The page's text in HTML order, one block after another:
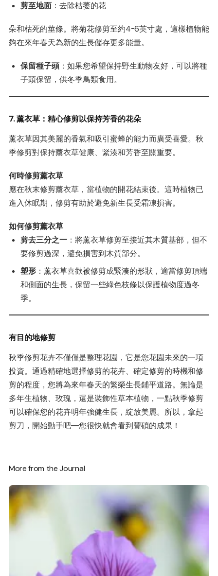
剪至地面：去除枯萎的花
朵和枯死的莖條。將菊花修剪至約4-6英寸處，這樣植物能
夠在來年春天為新的生長儲存更多能量。
保留種子頭：如果您希望保持野生動物友好，可以將種
子頭保留，供冬季鳥類食用。
7. 薰衣草：精心修剪以保持芳香的花朵
薰衣草因其美麗的香氣和吸引蜜蜂的能力而廣受喜愛。秋
季修剪對保持薰衣草健康、緊湊和芳香至關重要。
何時修剪薰衣草
應在秋末修剪薰衣草，當植物的開花結束後。這時植物已
進入休眠期，修剪有助於避免新生長受霜凍損害。
如何修剪薰衣草
剪去三分之一：將薰衣草修剪至接近其木質基部，但不
要修剪過深，避免損害到木質部分。
塑形：薰衣草喜歡被修剪成緊湊的形狀，適當修剪頂端
和側面的生長，保留一些綠色枝條以保護植物度過冬
季。
有目的地修剪
秋季修剪花卉不僅僅是整理花園，它是您花園未來的一項
投資。通過精確地選擇修剪的花卉、確定修剪的時機和修
剪的程度，您將為來年春天的繁榮生長鋪平道路。無論是
多年生植物、玫瑰，還是裝飾性草本植物，一點秋季修剪
可以確保您的花卉明年強健生長，綻放美麗。所以，拿起
剪刀，開始動手吧—您很快就會看到豐碩的成果！
More from the Journal